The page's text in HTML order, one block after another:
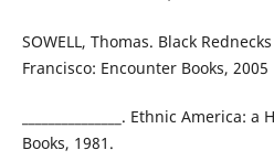
SOWELL, Thomas. Black
Francisco: Encounter Books, 2005
_______________. Ethnic America:
Books, 1981.